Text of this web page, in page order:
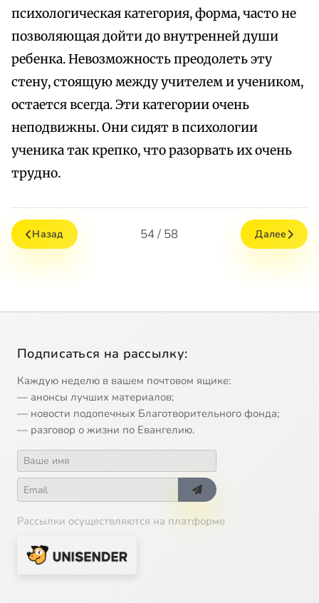
психологическая категория, форма, часто не
позволяющая дойти до внутренней души
ребенка. Невозможность преодолеть эту
стену, стоящую между учителем и учеником,
остается всегда. Эти категории очень
неподвижны. Они сидят в психологии
ученика так крепко, что разорвать их очень
трудно.
Назад 54 / 58 Далее
Подписаться на рассылку:
Каждую неделю в вашем почтовом ящике:
— анонсы лучших материалов;
— новости подопечных Благотворительного фонда;
— разговор о жизни по Евангелию.
Рассылки осуществляются на платформе